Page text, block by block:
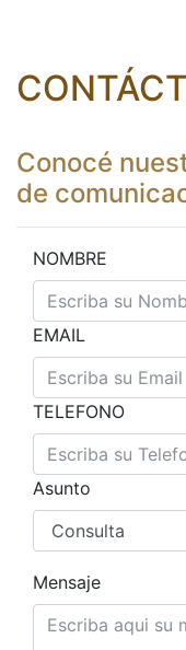
Conocé
de
NOMBRE
EMAIL
TELEFONO
Asunto
Mensaje